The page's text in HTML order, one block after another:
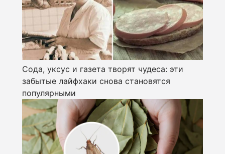
Сода, уксус и газета творят чудеса: эти
забытые лайфхаки снова становятся
популярными